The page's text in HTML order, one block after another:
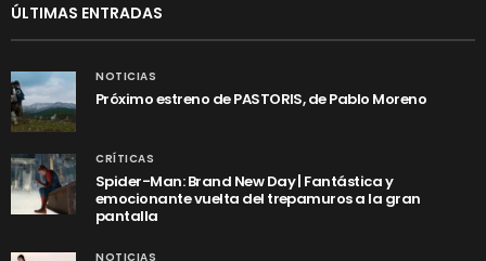
ÚLTIMAS ENTRADAS
NOTICIAS
Próximo estreno de PASTORIS, de Pablo Moreno
CRÍTICAS
Spider-Man: Brand New Day | Fantástica y
emocionante vuelta del trepamuros a la gran
pantalla
NOTICIAS